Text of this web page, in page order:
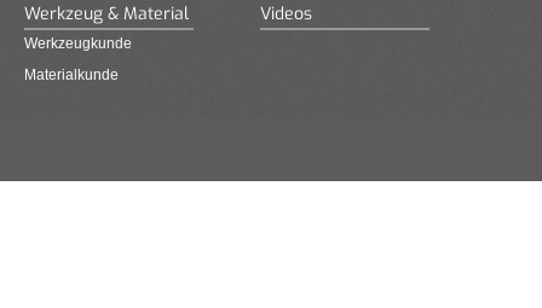
Werkzeug & Material
Werkzeugkunde
Materialkunde
Videos